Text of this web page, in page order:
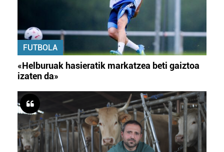
FUTBOLA
«Helburuak hasieratik markatzea beti gaiztoa
izaten da»